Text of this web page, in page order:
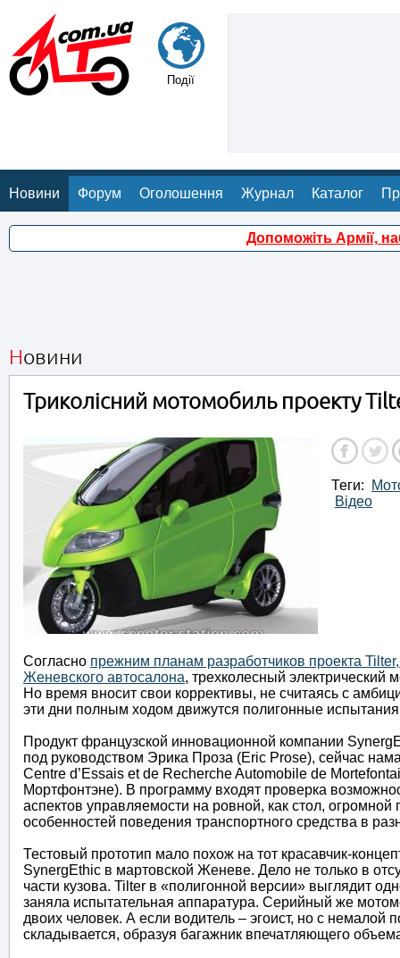
Події
Новини Форум Оголошення Журнал Каталог
Допоможіть Армії,
Новини
Триколісний мотомобиль проекту
Теги:
Відео
Согласно прежним планам разработчиков проекта
Женевского автосалона, трехколесный
Но время вносит свои коррективы, не считаясь с
эти дни полным ходом движутся полигонные испытания
Продукт французской инновационной компании
под руководством Эрика Проза (Eric Prose), сейчас
Centre d’Essais et de Recherche Automobile de
Мортфонтэне). В программу входят проверка
аспектов управляемости на ровной, как стол,
особенностей поведения транспортного средства в
Тестовый прототип мало похож на тот красавчик-
SynergEthic в мартовской Женеве. Дело не только в
части кузова. Tilter в «полигонной версии» выглядит
заняла испытательная аппаратура. Серийный же
двоих человек. А если водитель – эгоист, но с немалой
складывается, образуя багажник впечатляющего